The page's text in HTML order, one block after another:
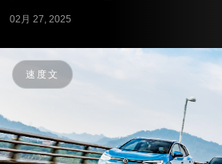
02月 27, 2025
速度文